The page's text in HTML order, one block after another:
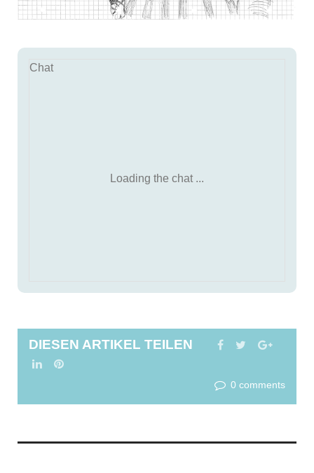
Chat
Loading the chat ...
DIESEN ARTIKEL TEILEN FACEBOOK
TWITTER
LINKEDIN
PINTEREST
0 comments